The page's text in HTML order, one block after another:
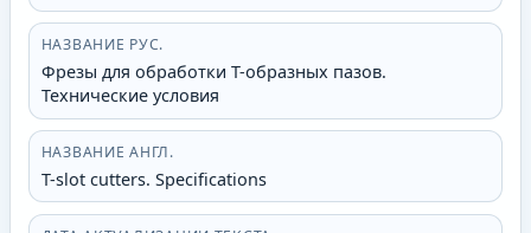
НАЗВАНИЕ РУС.
Фрезы для обработки Т-образных пазов.
Технические условия
НАЗВАНИЕ АНГЛ.
T-slot cutters. Specifications